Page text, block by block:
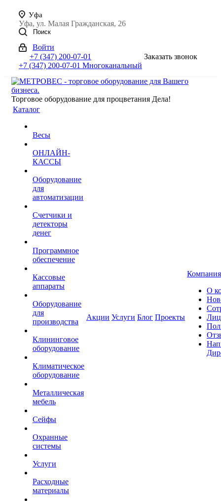
Уфа
Уфа, ул. Малая Гражданская, 26
Поиск
Войти
+7 (347) 200-07-01
+7 (347) 200-07-01 Многоканальный
Заказать звонок
Торговое оборудование для процветания Дела!
Каталог
Весы
ОНЛАЙН-
КАССЫ
Оборудование
для
автоматизации
Счетчики и
детекторы
денег
Программное
обеспечение
Кассовые
аппараты
Оборудование
для
производства
Клининговое
оборудование
Климатическое
оборудование
Металлическая
мебель
Сейфы
Охранные
системы
Услуги
Расходные
материалы
Акции Услуги Блог Проекты
Компания
О